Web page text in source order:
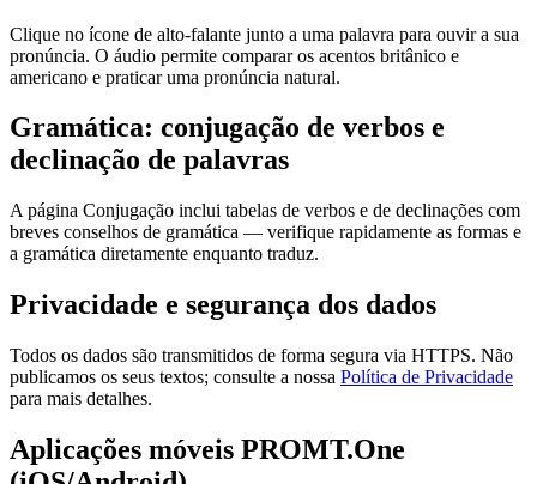
Clique no ícone de alto-falante junto a uma palavra para ouvir a sua
pronúncia. O áudio permite comparar os acentos britânico e
americano e praticar uma pronúncia natural.
Gramática: conjugação de verbos e
declinação de palavras
A página Conjugação inclui tabelas de verbos e de declinações com
breves conselhos de gramática — verifique rapidamente as formas e
a gramática diretamente enquanto traduz.
Privacidade e segurança dos dados
Todos os dados são transmitidos de forma segura via HTTPS. Não
publicamos os seus textos; consulte a nossa Política de Privacidade
para mais detalhes.
Aplicações móveis PROMT.One